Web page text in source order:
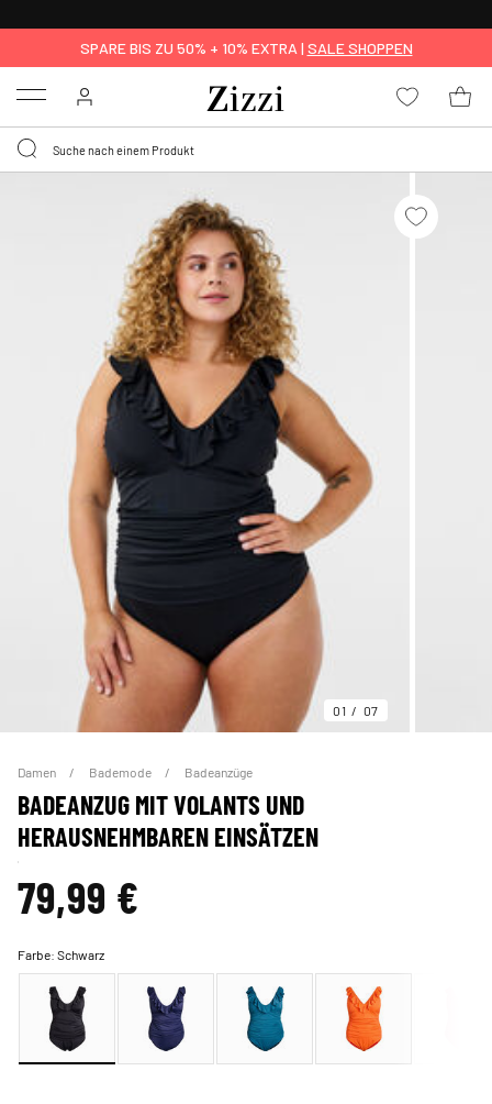
SPARE BIS ZU 50% + 10% EXTRA | SALE SHOPPEN
Menu
01 07
Damen Bademode Badeanzüge
BADEANZUG MIT VOLANTS UND
HERAUSNEHMBAREN EINSÄTZEN
79,99 €
Farbe:Schwarz